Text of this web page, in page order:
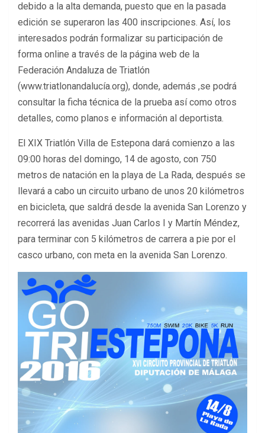
debido a la alta demanda, puesto que en la pasada
edición se superaron las 400 inscripciones. Así, los
interesados podrán formalizar su participación de
forma online a través de la página web de la
Federación Andaluza de Triatlón
(www.triatlonandalucía.org), donde, además ,se podrá
consultar la ficha técnica de la prueba así como otros
detalles, como planos e información al deportista.
El XIX Triatlón Villa de Estepona dará comienzo a las
09:00 horas del domingo, 14 de agosto, con 750
metros de natación en la playa de La Rada, después se
llevará a cabo un circuito urbano de unos 20 kilómetros
en bicicleta, que saldrá desde la avenida San Lorenzo y
recorrerá las avenidas Juan Carlos I y Martín Méndez,
para terminar con 5 kilómetros de carrera a pie por el
casco urbano, con meta en la avenida San Lorenzo.